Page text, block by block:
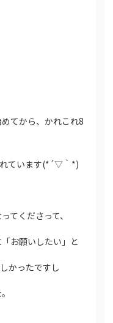
てから、かれこれ8
ています(*´▽｀*)
てくださって、
お願いしたい」と
かったですし